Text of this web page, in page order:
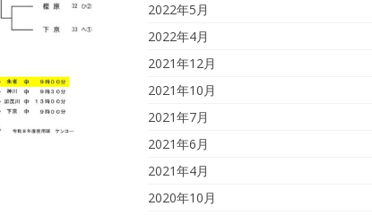
2022年5月
2022年4月
2021年12月
2021年10月
2021年7月
2021年6月
2021年4月
2020年10月